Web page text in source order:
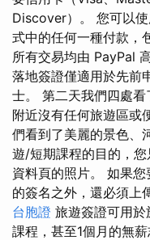
Discover）。 您可以
式中的任何一種付款，
所有交易均由 PayPal
落地簽證僅適用於先前
士。 第二天我們四處
附近沒有任何旅遊區或
們看到了美麗的景色、
遊/短期課程的目的，
資料頁的照片。 如果
的簽名之外，還必須上
台胞證 旅遊簽證可用
課程，甚至1個月的無